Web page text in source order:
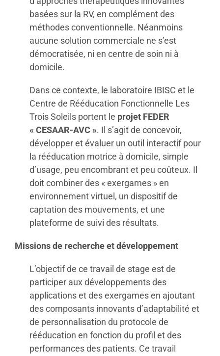
basées sur la RV, en complément des
méthodes conventionnelle. Néanmoins
aucune solution commerciale ne s’est
démocratisée, ni en centre de soin ni à
domicile.
Dans ce contexte, le laboratoire IBISC et le
Centre de Rééducation Fonctionnelle Les
Trois Soleils portent le projet FEDER
« CESAAR-AVC ». Il s’agit de concevoir,
développer et évaluer un outil interactif pour
la rééducation motrice à domicile, simple
d’usage, peu encombrant et peu coûteux. Il
doit combiner des « exergames » en
environnement virtuel, un dispositif de
captation des mouvements, et une
plateforme de suivi des résultats.
Missions de recherche et développement
L’objectif de ce travail de stage est de
participer aux développements des
applications et des exergames en ajoutant
des composants innovants d’adaptabilité et
de personnalisation du protocole de
rééducation en fonction du profil et des
performances des patients. Ce travail